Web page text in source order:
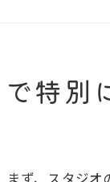
スタイムの魅力
特別
ず、スタジ